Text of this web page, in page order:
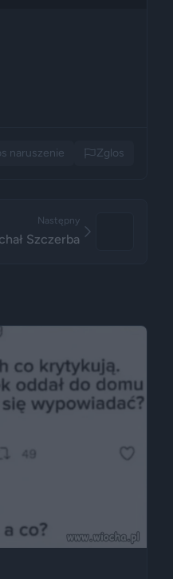
naruszenie Zglos
Następny
Szczerba